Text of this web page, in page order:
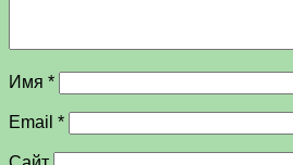
Имя *
Email *